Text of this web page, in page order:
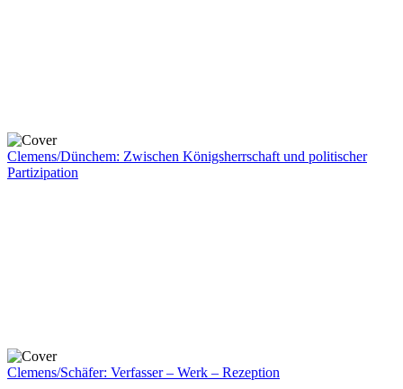
Clemens/Dünchem: Zwischen Königsherrschaft und politischer
Partizipation
Clemens/Schäfer: Verfasser – Werk – Rezeption